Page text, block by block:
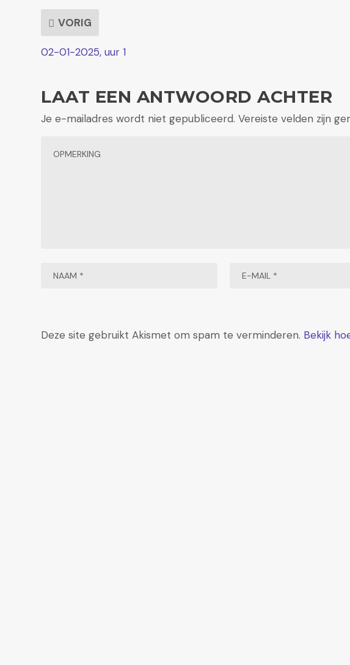
VORIG
02-01-2025, uur 1
LAAT EEN ANTWOORD ACHTER
Je e-mailadres wordt niet gepubliceerd. Vereiste velden zijn
Deze site gebruikt Akismet om spam te verminderen. Bekijk